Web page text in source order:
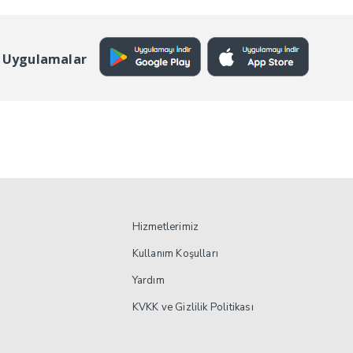
Hizmetlerimiz
Kullanım Koşulları
Yardım
KVKK ve Gizlilik Politikası